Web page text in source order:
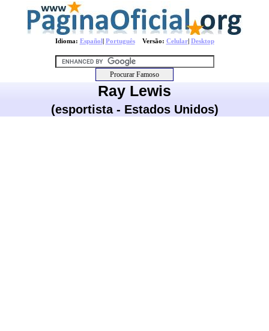
Idioma: Español| PortuguêsVersão: Celular| Desktop
Ray Lewis
(esportista - Estados Unidos)